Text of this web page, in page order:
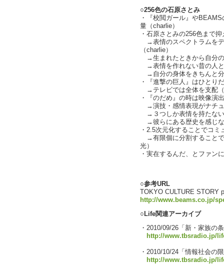
○256色の石原さとみ
・『校閲ガール』や
量（charlie）
・石原さとみの256色まで
→表情のスペクトラムをデ
（charlie）
→生まれたときから自分
→表情を作れない昔の人
→自分の身体をきちんと
・『進撃の巨人』はひとり
→テレビでは全体を支配
・『のだめ』の時は映像演
→演技・感情表現がナチュ
→３つしか表情を持たな
→彼らにある歴史を感じ
・2.5次元化することでコ
→有限個に分割することで
光）
・実在するんだ、とファン
○参考URL
TOKYO CULTURE STORY
http://www.beams.co.jp/
○Life関連アーカイブ
・2010/09/26「新・家族の
http://www.tbsradio.jp/
・2010/10/24「情報社会の
http://www.tbsradio.jp/